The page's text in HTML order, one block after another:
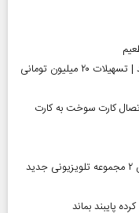
ثبت‌نام وام اربعین بازنشستگان کشوری آغاز شد | تسهیلات ۲۰ میلیون تومانی
اتصال کارت سوخت به کارت
هنرمند منحصر‌به‌فردی را از دست دادیم/ پخش ۲ مجموعه تلویزیونی جدید
پایبند بماند